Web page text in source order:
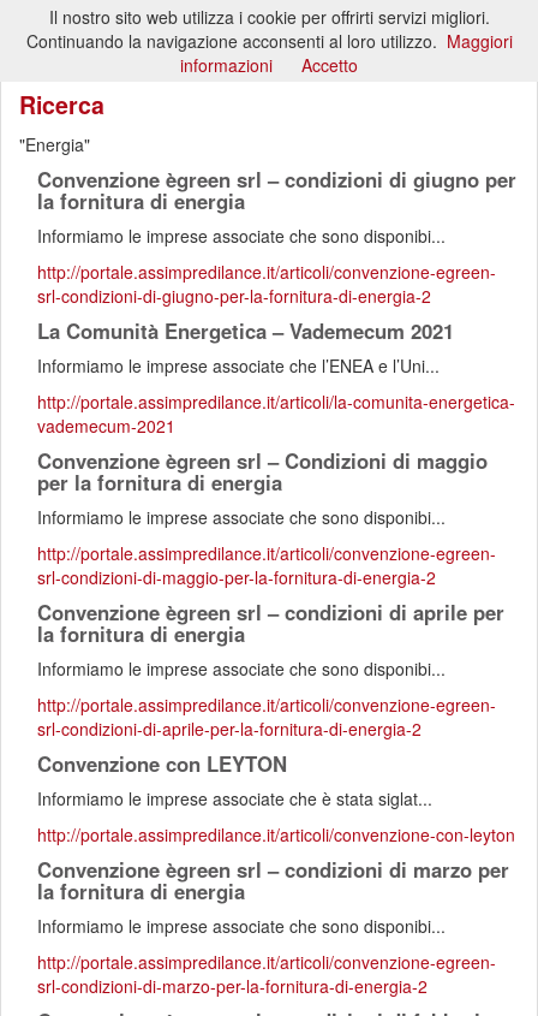
Ricerca
Energia
Convenzione ègreen srl – condizioni di giugno per
la fornitura di energia
Informiamo le imprese associate che sono disponibi...
http://portale.assimpredilance.it/articoli/convenzione-egreen-
srl-condizioni-di-giugno-per-la-fornitura-di-energia-2
La Comunità Energetica – Vademecum 2021
Informiamo le imprese associate che l’ENEA e l’Uni...
http://portale.assimpredilance.it/articoli/la-comunita-energetica-
vademecum-2021
Convenzione ègreen srl – Condizioni di maggio
per la fornitura di energia
Informiamo le imprese associate che sono disponibi...
http://portale.assimpredilance.it/articoli/convenzione-egreen-
srl-condizioni-di-maggio-per-la-fornitura-di-energia-2
Convenzione ègreen srl – condizioni di aprile per
la fornitura di energia
Informiamo le imprese associate che sono disponibi...
http://portale.assimpredilance.it/articoli/convenzione-egreen-
srl-condizioni-di-aprile-per-la-fornitura-di-energia-2
Convenzione con LEYTON
Informiamo le imprese associate che è stata siglat...
http://portale.assimpredilance.it/articoli/convenzione-con-leyton
Convenzione ègreen srl – condizioni di marzo per
la fornitura di energia
Informiamo le imprese associate che sono disponibi...
http://portale.assimpredilance.it/articoli/convenzione-egreen-
srl-condizioni-di-marzo-per-la-fornitura-di-energia-2
Il nostro sito web utilizza i cookie per offrirti servizi migliori.
Continuando la navigazione acconsenti al loro utilizzo. Maggiori
informazioni
Accetto